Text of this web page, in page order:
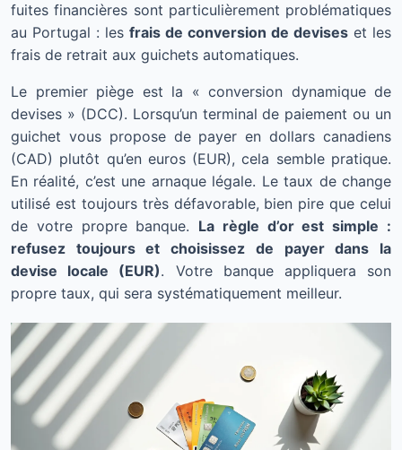
fuites financières sont particulièrement problématiques
au Portugal : les frais de conversion de devises et les
frais de retrait aux guichets automatiques.
Le premier piège est la « conversion dynamique de
devises » (DCC). Lorsqu’un terminal de paiement ou un
guichet vous propose de payer en dollars canadiens
(CAD) plutôt qu’en euros (EUR), cela semble pratique.
En réalité, c’est une arnaque légale. Le taux de change
utilisé est toujours très défavorable, bien pire que celui
de votre propre banque. La règle d’or est simple :
refusez toujours et choisissez de payer dans la
devise locale (EUR). Votre banque appliquera son
propre taux, qui sera systématiquement meilleur.